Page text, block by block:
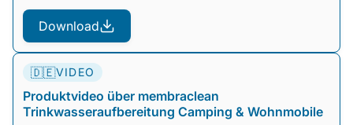
Download
🇩🇪VIDEO
Produktvideo über membraclean
Trinkwasseraufbereitung Camping & Wohnmobile